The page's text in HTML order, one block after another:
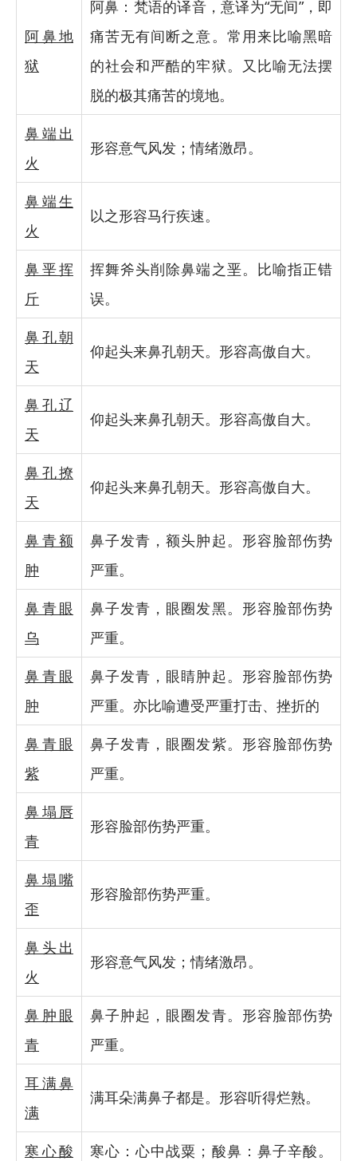
阿鼻地
狱
阿鼻：梵语的译音，意译为“无间”，即
痛苦无有间断之意。常用来比喻黑暗
的社会和严酷的牢狱。又比喻无法摆
脱的极其痛苦的境地。
鼻端出
火
形容意气风发；情绪激昂。
鼻端生
火
以之形容马行疾速。
鼻垩挥
斤
挥舞斧头削除鼻端之垩。比喻指正错
误。
鼻孔朝
天
仰起头来鼻孔朝天。形容高傲自大。
鼻孔辽
天
仰起头来鼻孔朝天。形容高傲自大。
鼻孔撩
天
仰起头来鼻孔朝天。形容高傲自大。
鼻青额
肿
鼻子发青，额头肿起。形容脸部伤势
严重。
鼻青眼
乌
鼻子发青，眼圈发黑。形容脸部伤势
严重。
鼻青眼
肿
鼻子发青，眼睛肿起。形容脸部伤势
严重。亦比喻遭受严重打击、挫折的
鼻青眼
紫
鼻子发青，眼圈发紫。形容脸部伤势
严重。
鼻塌唇
青
形容脸部伤势严重。
鼻塌嘴
歪
形容脸部伤势严重。
鼻头出
火
形容意气风发；情绪激昂。
鼻肿眼
青
鼻子肿起，眼圈发青。形容脸部伤势
严重。
耳满鼻
满
满耳朵满鼻子都是。形容听得烂熟。
寒心酸
寒心：心中战粟；酸鼻：鼻子辛酸。